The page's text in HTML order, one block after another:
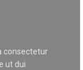
consectetur
ut dui